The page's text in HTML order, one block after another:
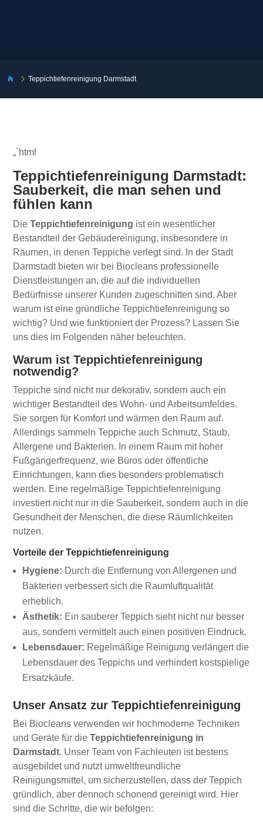
 5Teppichtiefenreinigung Darmstadt
„`html
Teppichtiefenreinigung Darmstadt:
Sauberkeit, die man sehen und
fühlen kann
DieTeppichtiefenreinigung ist ein wesentlicher
Bestandteil der Gebäudereinigung, insbesondere in
Räumen, in denen Teppiche verlegt sind. In der Stadt
Darmstadt bieten wir bei Biocleans professionelle
Dienstleistungen an, die auf die individuellen
Bedürfnisse unserer Kunden zugeschnitten sind. Aber
warum ist eine gründliche Teppichtiefenreinigung so
wichtig? Und wie funktioniert der Prozess? Lassen Sie
uns dies im Folgenden näher beleuchten.
Warum ist Teppichtiefenreinigung
notwendig?
Teppiche sind nicht nur dekorativ, sondern auch ein
wichtiger Bestandteil des Wohn- und Arbeitsumfeldes.
Sie sorgen für Komfort und wärmen den Raum auf.
Allerdings sammeln Teppiche auch Schmutz, Staub,
Allergene und Bakterien. In einem Raum mit hoher
Fußgängerfrequenz, wie Büros oder öffentliche
Einrichtungen, kann dies besonders problematisch
werden. Eine regelmäßige Teppichtiefenreinigung
investiert nicht nur in die Sauberkeit, sondern auch in die
Gesundheit der Menschen, die diese Räumlichkeiten
nutzen.
Vorteile der Teppichtiefenreinigung
Hygiene: Durch die Entfernung von Allergenen und
Bakterien verbessert sich die Raumluftqualität
erheblich.
Ästhetik: Ein sauberer Teppich sieht nicht nur besser
aus, sondern vermittelt auch einen positiven Eindruck.
Lebensdauer: Regelmäßige Reinigung verlängert die
Lebensdauer des Teppichs und verhindert kostspielige
Ersatzkäufe.
Unser Ansatz zur Teppichtiefenreinigung
Bei Biocleans verwenden wir hochmoderne Techniken
und Geräte für dieTeppichtiefenreinigung in
Darmstadt. Unser Team von Fachleuten ist bestens
ausgebildet und nutzt umweltfreundliche
Reinigungsmittel, um sicherzustellen, dass der Teppich
gründlich, aber dennoch schonend gereinigt wird. Hier
sind die Schritte, die wir befolgen: